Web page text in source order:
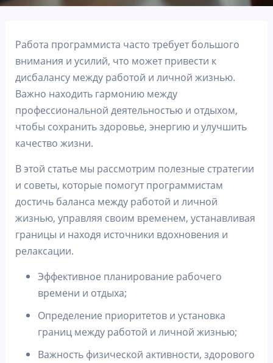
Работа программиста часто требует большого
внимания и усилий, что может привести к
дисбалансу между работой и личной жизнью.
Важно находить гармонию между
профессиональной деятельностью и отдыхом,
чтобы сохранить здоровье, энергию и улучшить
качество жизни.
В этой статье мы рассмотрим полезные стратегии
и советы, которые помогут программистам
достичь баланса между работой и личной
жизнью, управляя своим временем, устанавливая
границы и находя источники вдохновения и
релаксации.
Эффективное планирование рабочего
времени и отдыха;
Определение приоритетов и установка
границ между работой и личной жизнью;
Важность физической активности, здорового